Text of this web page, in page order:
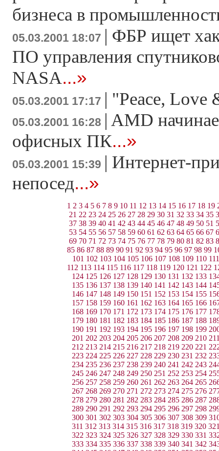
бизнеса в
05.03.2001 18:07 | ФБР ищет
ПО управления
NASA...»
05.03.2001 17:17 | "Peace,
05.03.2001 16:28 | AMD
офисных ПК...»
05.03.2001 15:39 | Интернет-
непосед...»
1 2 3 4 5 6 7 8 9 10 11 12 13 14 15 16 17 18 19
21 22 23 24 25 26 27 28 29 30 31 32 33 34 35
37 38 39 40 41 42 43 44 45 46 47 48 49 50 51
53 54 55 56 57 58 59 60 61 62 63 64 65 66 67
69 70 71 72 73 74 75 76 77 78 79 80 81 82 83
85 86 87 88 89 90 91 92 93 94 95 96 97 98 99
101 102 103 104 105 106 107 108 109 110 111
112 113 114 115 116 117 118 119 120 121 122
124 125 126 127 128 129 130 131 132 133
135 136 137 138 139 140 141 142 143 144
146 147 148 149 150 151 152 153 154 155
157 158 159 160 161 162 163 164 165 166
168 169 170 171 172 173 174 175 176 177
179 180 181 182 183 184 185 186 187 188
190 191 192 193 194 195 196 197 198 199
201 202 203 204 205 206 207 208 209 210
212 213 214 215 216 217 218 219 220 221
223 224 225 226 227 228 229 230 231 232
234 235 236 237 238 239 240 241 242 243
245 246 247 248 249 250 251 252 253 254
256 257 258 259 260 261 262 263 264 265
267 268 269 270 271 272 273 274 275 276
278 279 280 281 282 283 284 285 286 287
289 290 291 292 293 294 295 296 297 298
300 301 302 303 304 305 306 307 308 309
311 312 313 314 315 316 317 318 319 320
322 323 324 325 326 327 328 329 330 331
333 334 335 336 337 338 339 340 341 342